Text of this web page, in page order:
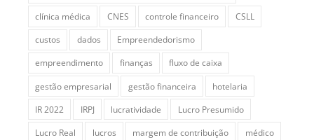
clínica médica
CNES controle financeiro
CSLL
custos
dados
Empreendedorismo
empreendimento
finanças
fluxo de caixa
gestão empresarial
gestão financeira
hotelaria
IR 2022
IRPJ lucratividade
Lucro Presumido
Lucro Real
lucros margem de contribuição
médico